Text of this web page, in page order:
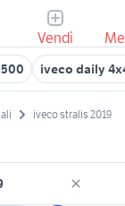
Vendi
iveco daily
iveco stralis 2019